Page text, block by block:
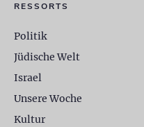
RESSORTS
Politik
Jüdische Welt
Israel
Unsere Woche
Kultur